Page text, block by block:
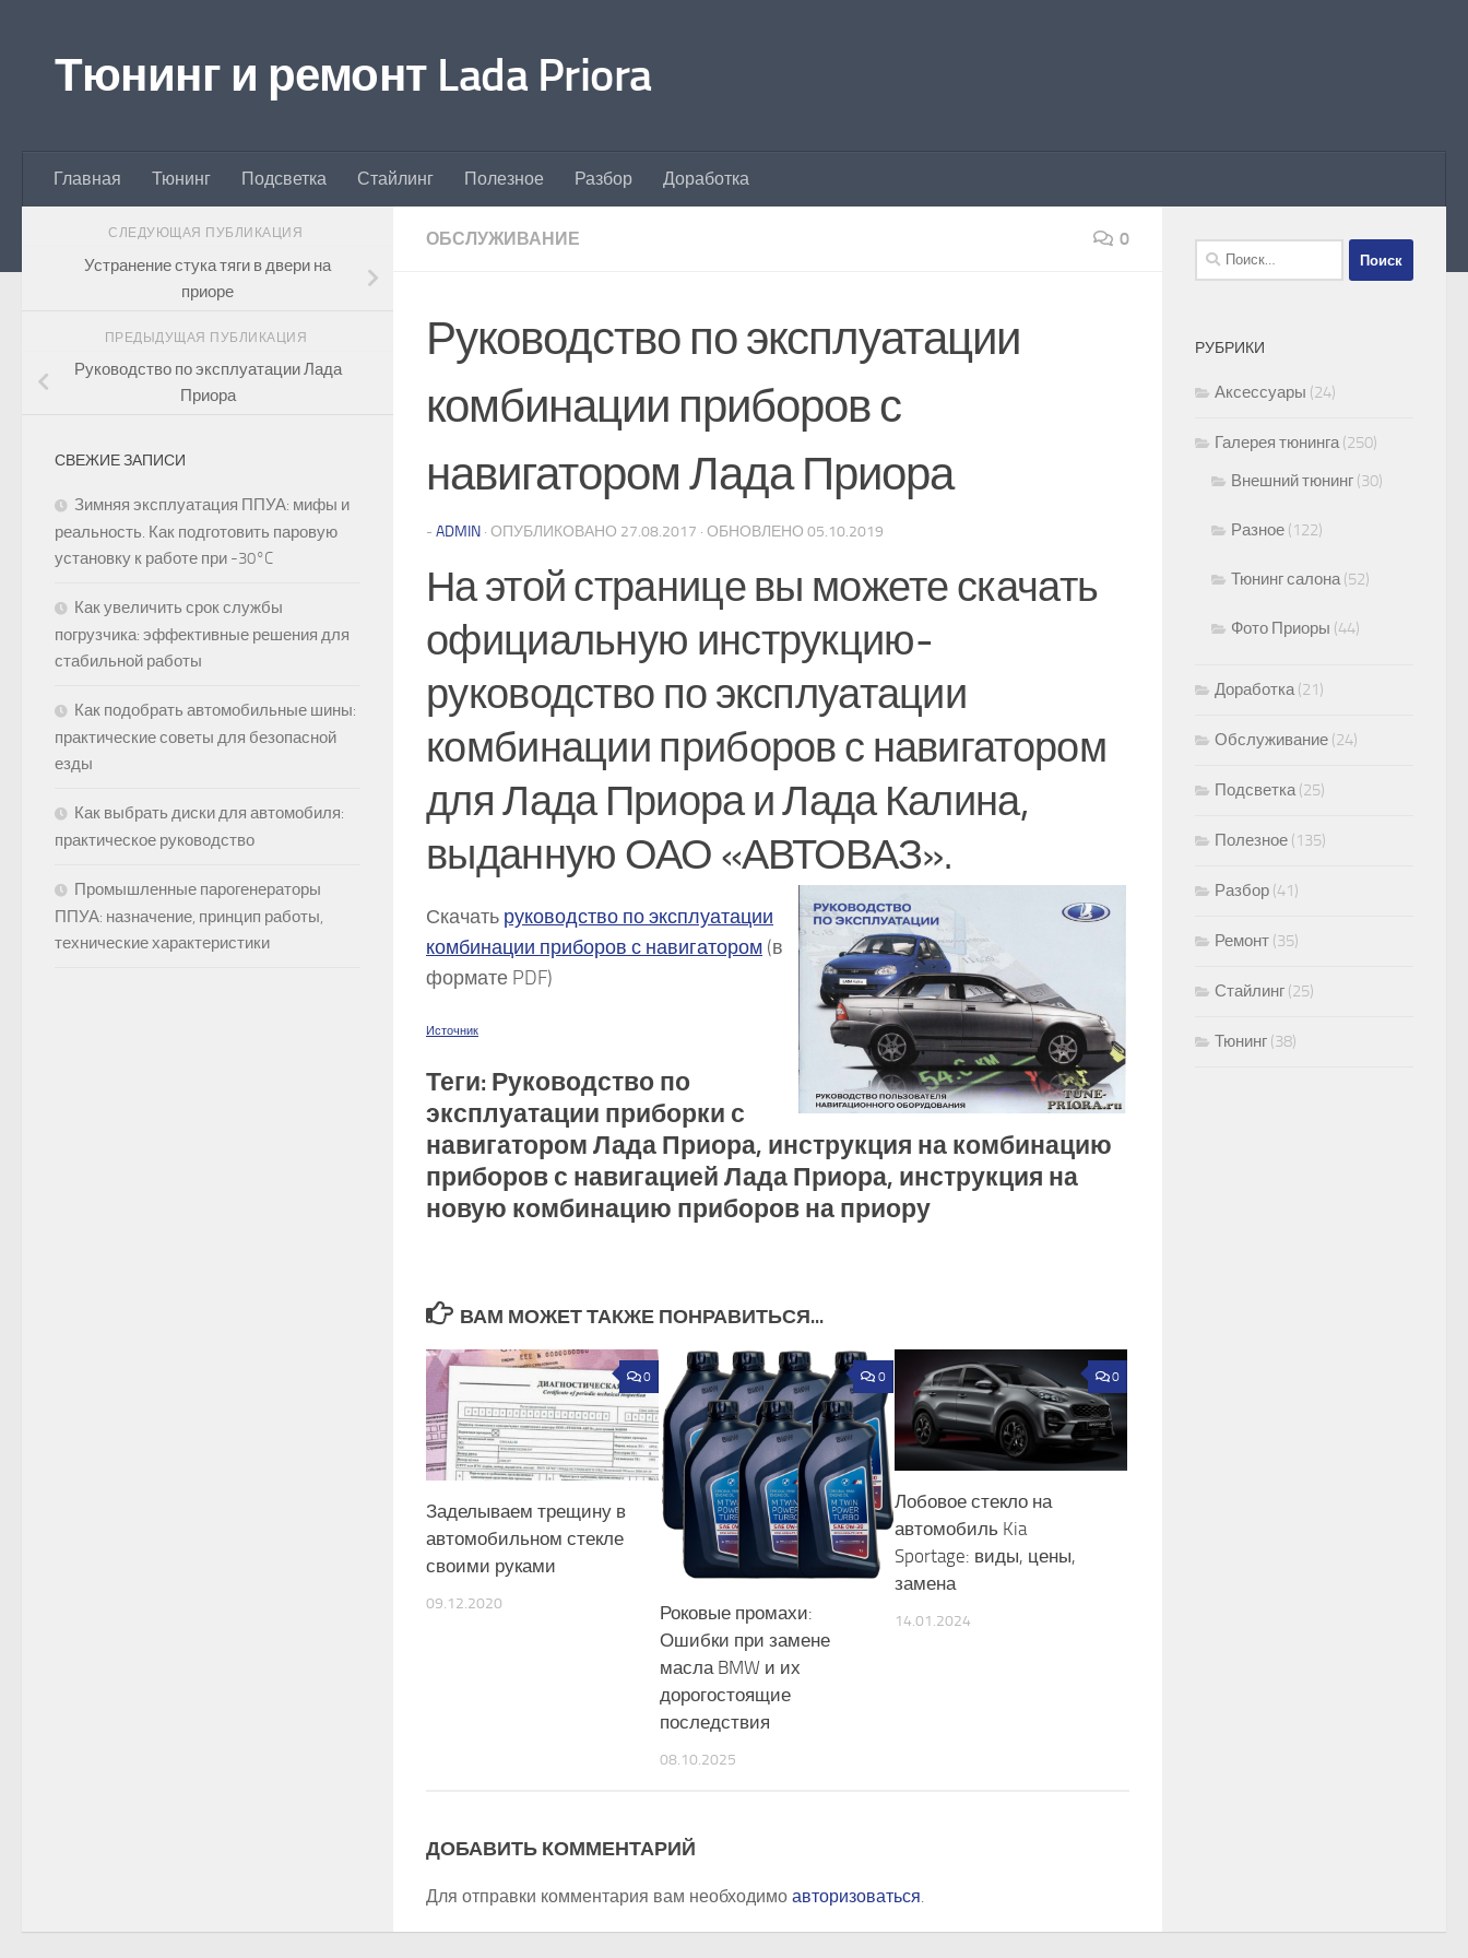
Тюнинг и ремонт Lada Priora
Главная Тюнинг Подсветка Стайлинг Полезное Разбор Доработка
ОБСЛУЖИВАНИЕ 0
Руководство по эксплуатации
комбинации приборов с
навигатором Лада Приора
- ADMIN · ОПУБЛИКОВАНО 27.08.2017 · ОБНОВЛЕНО 05.10.2019
На этой странице вы можете скачать
официальную инструкцию-
руководство по эксплуатации
комбинации приборов с навигатором
для Лада Приора и Лада Калина,
выданную ОАО «АВТОВАЗ».
Скачать руководство по эксплуатации
комбинации приборов с навигатором (в
формате PDF)
Источник
Теги: Руководство по
эксплуатации приборки с
навигатором Лада Приора, инструкция на комбинацию
приборов с навигацией Лада Приора, инструкция на
новую комбинацию приборов на приору
ВАМ МОЖЕТ ТАКЖЕ ПОНРАВИТЬСЯ...
0
Заделываем трещину в
автомобильном стекле
своими руками
09.12.2020
0
Роковые промахи:
Ошибки при замене
масла BMW и их
дорогостоящие
последствия
08.10.2025
0
Лобовое стекло на
автомобиль Kia
Sportage: виды, цены,
замена
14.01.2024
ДОБАВИТЬ КОММЕНТАРИЙ
Для отправки комментария вам необходимо авторизоваться
СЛЕДУЮЩАЯ ПУБЛИКАЦИЯ
Устранение стука тяги в двери на
приоре
ПРЕДЫДУЩАЯ ПУБЛИКАЦИЯ
Руководство по эксплуатации Лада
Приора
СВЕЖИЕ ЗАПИСИ
Зимняя эксплуатация ППУА: мифы и
реальность. Как подготовить паровую
установку к работе при -30°C
Как увеличить срок службы
погрузчика: эффективные решения для
стабильной работы
Как подобрать автомобильные шины:
практические советы для безопасной
езды
Как выбрать диски для автомобиля:
практическое руководство
Промышленные парогенераторы
ППУА: назначение, принцип работы,
технические характеристики
Найти:
РУБРИКИ
Аксессуары (24)
Галерея тюнинга(250)
Внешний тюнинг (30)
Разное (122)
Тюнинг салона(52)
Фото Приоры (44)
Доработка(21)
Обслуживание (24)
Подсветка(25)
Полезное (135)
Разбор (41)
Ремонт (35)
Стайлинг (25)
Тюнинг (38)